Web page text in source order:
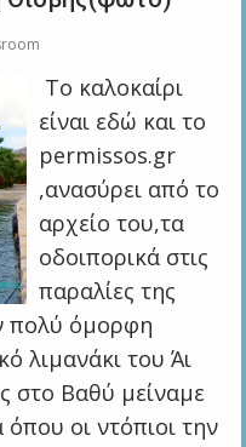
Το καλοκαίρι
είναι εδώ και το
permissos.gr
,ανασύρει από το
αρχείο του,τα
οδοιπορικά στις
παραλίες της
πολύ όμορφη
λιμανάκι του Άι
στο Βαθύ μείναμε
οι ντόπιοι την